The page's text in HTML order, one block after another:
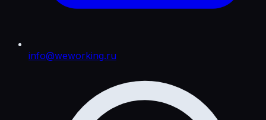
info@weworking.ru